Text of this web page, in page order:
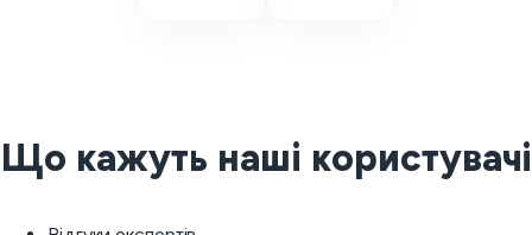
Що кажуть наші користувачі